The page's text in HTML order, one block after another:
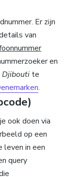
Er zijn
van
en
Djibouti te
.
ook doen via
op een
leven in een
query